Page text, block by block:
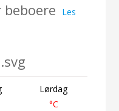
Les
Lørdag
°C